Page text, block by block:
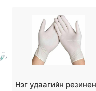
Нэг удаагийн резинен